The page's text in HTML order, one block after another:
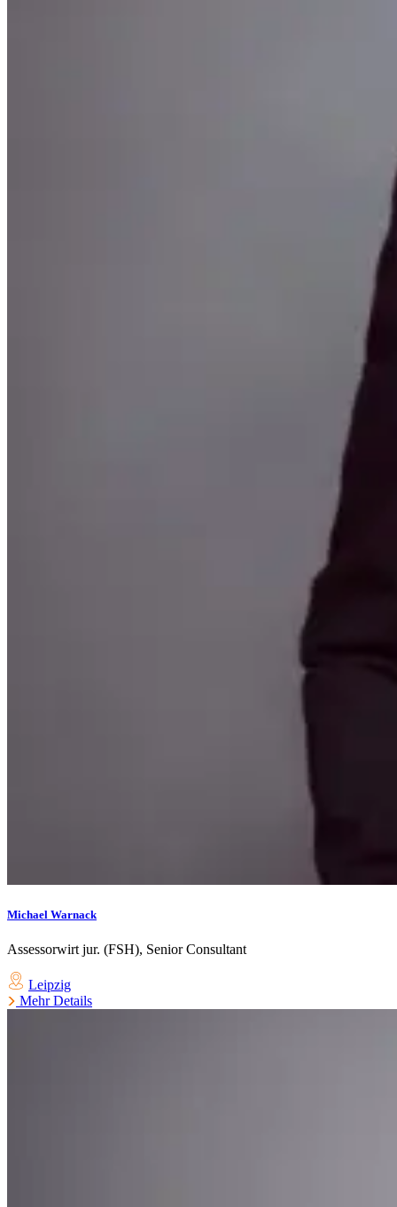
Michael Warnack
Assessorwirt jur. (FSH), Senior Consultant
Leipzig
Mehr Details